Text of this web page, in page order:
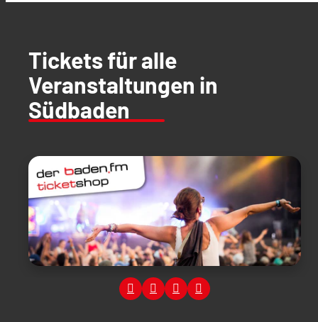
Tickets für alle
Veranstaltungen in
Südbaden